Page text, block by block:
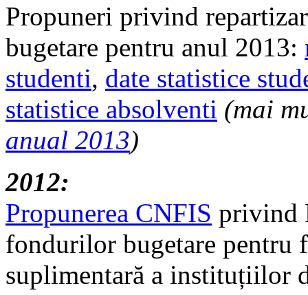
Propuneri privind
bugetare pentru anul 2013:
studenti, date statistice
statistice absolventi (mai
anual 2013)
2012:
Propunerea CNFIS privind
fondurilor bugetare pentru
suplimentară a instituțiilor